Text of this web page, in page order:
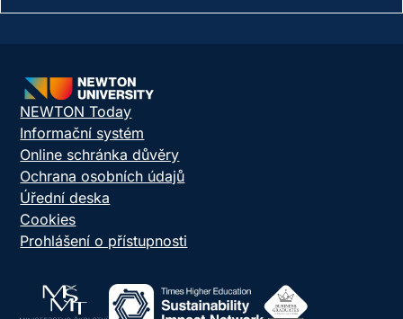
NEWTON Today
Informační systém
Online schránka důvěry
Ochrana osobních údajů
Úřední deska
Cookies
Prohlášení o přístupnosti